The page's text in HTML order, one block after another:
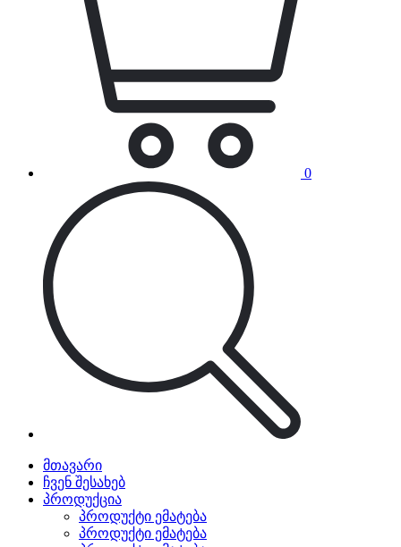
0
მთავარი
ჩვენ შესახებ
პროდუქცია
პროდუქტი ემატება
პროდუქტი ემატება